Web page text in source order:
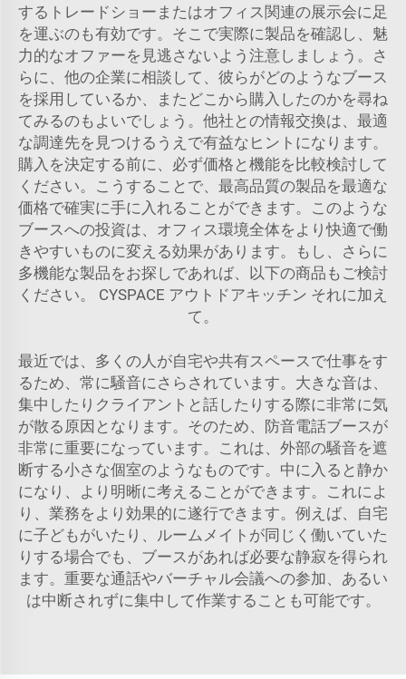
するトレードショーまたはオフィス関連の展示会に足
を運ぶのも有効です。そこで実際に製品を確認し、魅
力的なオファーを見逃さないよう注意しましょう。さ
らに、他の企業に相談して、彼らがどのようなブース
を採用しているか、またどこから購入したのかを尋ね
てみるのもよいでしょう。他社との情報交換は、最適
な調達先を見つけるうえで有益なヒントになります。
購入を決定する前に、必ず価格と機能を比較検討して
ください。こうすることで、最高品質の製品を最適な
価格で確実に手に入れることができます。このような
ブースへの投資は、オフィス環境全体をより快適で働
きやすいものに変える効果があります。もし、さらに
多機能な製品をお探しであれば、以下の商品もご検討
ください。 CYSPACE アウトドアキッチン それに加え
て。
最近では、多くの人が自宅や共有スペースで仕事をす
るため、常に騒音にさらされています。大きな音は、
集中したりクライアントと話したりする際に非常に気
が散る原因となります。そのため、防音電話ブースが
非常に重要になっています。これは、外部の騒音を遮
断する小さな個室のようなものです。中に入ると静か
になり、より明晰に考えることができます。これによ
り、業務をより効果的に遂行できます。例えば、自宅
に子どもがいたり、ルームメイトが同じく働いていた
りする場合でも、ブースがあれば必要な静寂を得られ
ます。重要な通話やバーチャル会議への参加、あるい
は中断されずに集中して作業することも可能です。